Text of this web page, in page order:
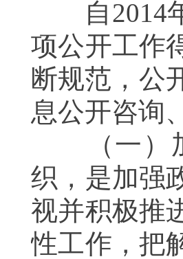
自2014
项公开工作
断规范，公
息公开咨询
（一）
织，是加强
视并积极推
性工作，把